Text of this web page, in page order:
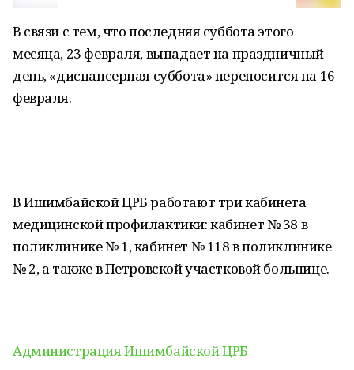
В связи с тем, что последняя суббота этого
месяца, 23 февраля, выпадает на праздничный
день, «диспансерная суббота» переносится на 16
февраля.
В Ишимбайской ЦРБ работают три кабинета
медицинской профилактики: кабинет № 38 в
поликлинике № 1, кабинет № 118 в поликлинике
№ 2, а также в Петровской участковой больнице.
Администрация Ишимбайской ЦРБ